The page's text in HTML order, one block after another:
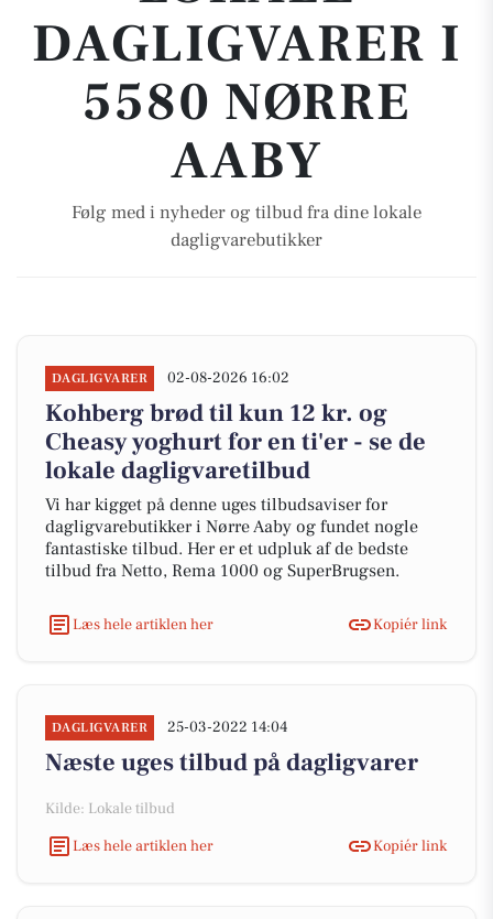
DAGLIGVARER I
5580 NØRRE
AABY
Følg med i nyheder og tilbud fra dine lokale
dagligvarebutikker
DAGLIGVARER 02-08-2026 16:02
Kohberg brød til kun 12 kr. og
Cheasy yoghurt for en ti'er - se de
lokale dagligvaretilbud
Vi har kigget på denne uges tilbudsaviser for
dagligvarebutikker i Nørre Aaby og fundet nogle
fantastiske tilbud. Her er et udpluk af de bedste
tilbud fra Netto, Rema 1000 og SuperBrugsen.
Læs hele artiklen her Kopiér link
DAGLIGVARER 25-03-2022 14:04
Næste uges tilbud på dagligvarer
Kilde: Lokale tilbud
Læs hele artiklen her
Kopiér link